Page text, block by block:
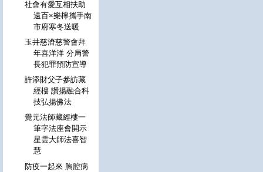
社會有愛互相扶助
遠百×樂檸攜手南
市府寒冬送暖
玉井慈濟慈警會拜
年喜洋洋 分局警
長犯罪預防宣導
許添財父子參訪藏
經樓 讚揚融合科
技弘揚佛法
覺元法師藏經樓一
筆字法座會開示
星雲大師法喜智
慧
防疫一起來 胸腔病